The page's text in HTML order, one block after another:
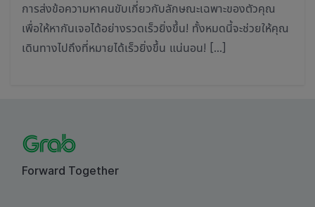
การส่งข้อความหาคนขับเกี่ยวกับลักษณะเฉพาะของตัวคุณ
เพื่อให้หากันเจอได้อย่างรวดเร็วยิ่งขึ้น! ทั้งหมดนี้จะช่วยให้คุณ
เดินทางไปถึงที่หมายได้เร็วยิ่งขึ้น แน่นอน! […]
Forward Together